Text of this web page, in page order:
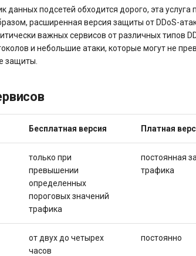
данных подсетей обходится дорого, эта услуга
расширенная версия защиты от DDoS-
важных сервисов от различных типов
и небольшие атаки, которые могут не
защиты.
Бесплатная версия Платная
только при
превышении
определенных
пороговых значений
трафика
постоянная
трафика
от двух до четырех
часов
постоянно